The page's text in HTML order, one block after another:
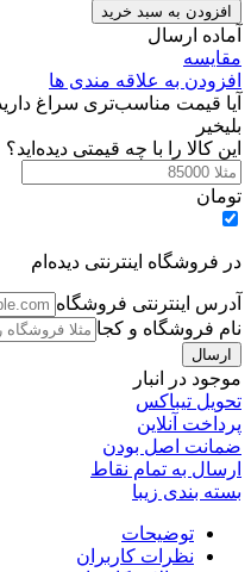
افزودن به سبد خرید
آماده ارسال
مقایسه
افزودن به علاقه مندی ها
آیا قیمت مناسب‌تری سراغ
بلیخیر
این کالا را با چه قیمتی دیده‌اید؟
تومان
در فروشگاه اینترنتی دیده‌ام
آدرس اینترنتی فروشگاه
نام فروشگاه و کجا
موجود در انبار
تحویل تیباکس
پرداخت آنلاین
ضمانت اصل بودن
ارسال به تمام نقاط
بسته بندی زیبا
توضیحات
نظرات کاربران